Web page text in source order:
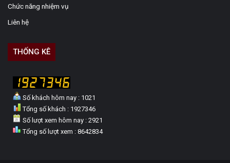
Chức năng nhiệm vụ
Liên hệ
THỐNG KÊ
Số khách hôm nay : 1021
Tổng số khách : 1927346
Số lượt xem hôm nay : 2921
Tổng số lượt xem : 8642834